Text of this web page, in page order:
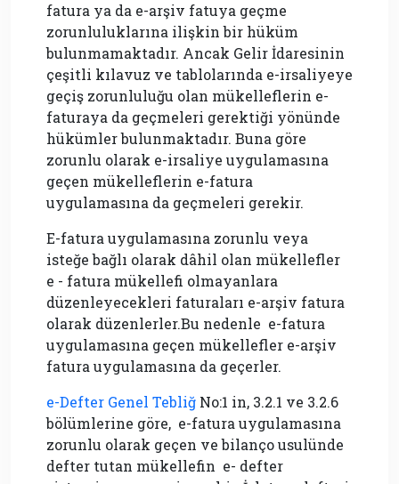
fatura ya da e-arşiv fatuya geçme
zorunluluklarına ilişkin bir hüküm
bulunmamaktadır. Ancak Gelir İdaresinin
çeşitli kılavuz ve tablolarında e-irsaliyeye
geçiş zorunluluğu olan mükelleflerin e-
faturaya da geçmeleri gerektiği yönünde
hükümler bulunmaktadır. Buna göre
zorunlu olarak e-irsaliye uygulamasına
geçen mükelleflerin e-fatura
uygulamasına da geçmeleri gerekir.
E-fatura uygulamasına zorunlu veya
isteğe bağlı olarak dâhil olan mükellefler
e - fatura mükellefi olmayanlara
düzenleyecekleri faturaları e-arşiv fatura
olarak düzenlerler.Bu nedenle e-fatura
uygulamasına geçen mükellefler e-arşiv
fatura uygulamasına da geçerler.
e-Defter Genel Tebliğ No:1 in, 3.2.1 ve 3.2.6
bölümlerine göre, e-fatura uygulamasına
zorunlu olarak geçen ve bilanço usulünde
defter tutan mükellefin e- defter